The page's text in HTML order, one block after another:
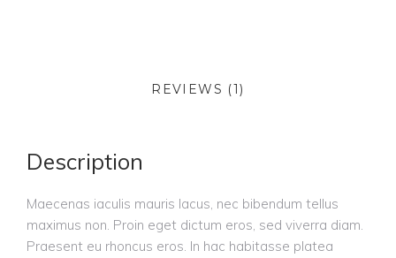
REVIEWS (1)
Description
Maecenas iaculis mauris lacus, nec bibendum tellus
maximus non. Proin eget dictum eros, sed viverra diam.
Praesent eu rhoncus eros. In hac habitasse platea